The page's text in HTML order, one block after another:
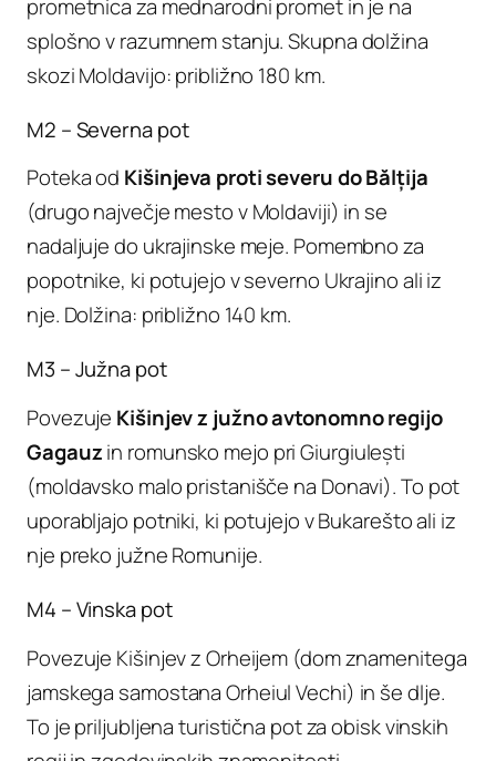
prometnica za mednarodni promet in je na
splošno v razumnem stanju. Skupna dolžina
skozi Moldavijo: približno 180 km.
M2 – Severna pot
Poteka od Kišinjeva proti severu do Bălțija
(drugo največje mesto v Moldaviji) in se
nadaljuje do ukrajinske meje. Pomembno za
popotnike, ki potujejo v severno Ukrajino ali iz
nje. Dolžina: približno 140 km.
M3 – Južna pot
Povezuje Kišinjev z južno avtonomno regijo
Gagauzin romunsko mejo pri Giurgiulești
(moldavsko malo pristanišče na Donavi). To pot
uporabljajo potniki, ki potujejo v Bukarešto ali iz
nje preko južne Romunije.
M4 – Vinska pot
Povezuje Kišinjev z Orheijem (dom znamenitega
jamskega samostana Orheiul Vechi) in še dlje.
To je priljubljena turistična pot za obisk vinskih